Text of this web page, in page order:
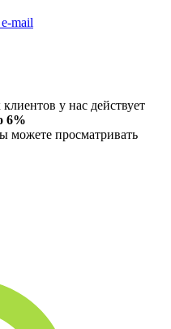
mail
у нас действует
6%
можете просматривать